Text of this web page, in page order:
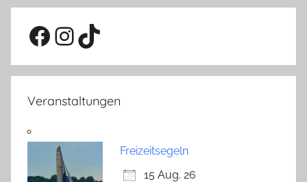
Facebook
Instagram
TikTok
Veranstaltungen
Freizeitsegeln
15 Aug. 26